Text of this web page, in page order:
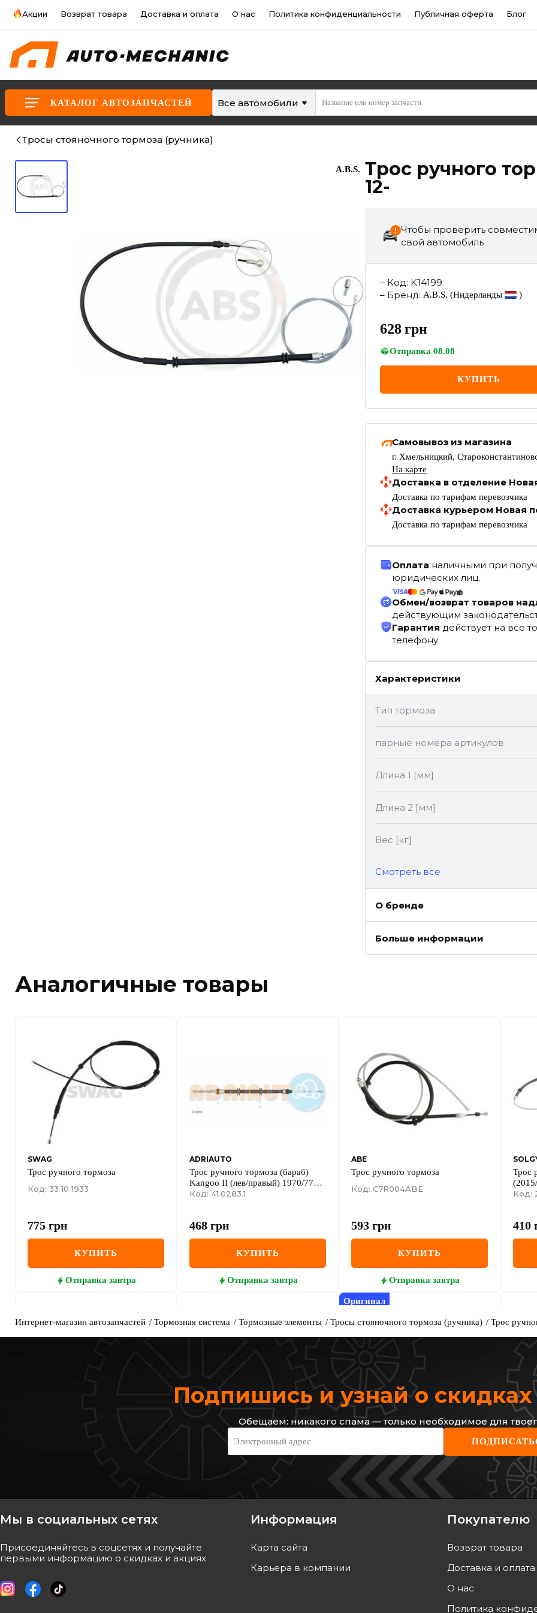
Акции Возврат товара Доставка и оплата О нас Политика конфиденциальности Публичная оферта Блог
КАТАЛОГ АВТОЗАПЧАСТЕЙ Все автомобили
Тросы стояночного тормоза (ручника)
A.B.S. Трос ручного
12-
Чтобы проверить
свой автомобиль
– Код: K14199
– Бренд: A.B.S. (Нидерланды )
628грн
Отправка 08.08
КУПИТЬ
Самовывоз из магазина
г. Хмельницкий,
На карте
Доставка в отделение
Доставка по тарифам перевозчика
Доставка курьером Новая
Доставка по тарифам перевозчика
Оплата наличными при
юридических лиц.
Обмен/возврат товаров
действующим
Гарантия действует на все
телефону.
Характеристики
Тип тормоза
парные номера артикулов
Длина 1 [мм]
Длина 2 [мм]
Вес [кг]
Cмотреть все
О бренде
Больше информации
Аналогичные товары
SWAG
Трос ручного тормоза
Код: 33 10 1933
775 грн
КУПИТЬ
Отправка завтра
ADRIAUTO
Трос ручного тормоза (бараб)
Kangoo II (лев/правый) 1970/776
RENAULT
Код: 41.0283.1
468 грн
КУПИТЬ
Отправка завтра
ABE
Трос ручного тормоза
Код: C7R004ABE
593 грн
КУПИТЬ
Отправка завтра
Трос
Код:
410
Трос стояночного тормоза задний
RENAULT Kangoo 08-17, Kangoo
560 грн
Отправка завтра
BOSCH
Трос ручника (задний) Renault
Kangoo 08- (2015/776mm)
Код: 1 987 482 253
955 грн
КУПИТЬ
Оригинал
Kangoo 08- (2015mm)
Код: 82 00 526 870
1 280 грн
Код:
515
Интернет-магазин автозапчастей Тормозная система Тормозные элементы Тросы стояночного тормоза (ручника) Трос
Подпишись и узнай о
Обещаем: никакого спама — только необходимое для
Электронный адрес
Мы в социальных сетях
Присоединяйтесь в соцсетях и получайте
первыми информацию о скидках и акциях
Информация
Карта сайта
Карьера в компании
Покупателю
Возврат товара
Доставка и оплата
О нас
Политика